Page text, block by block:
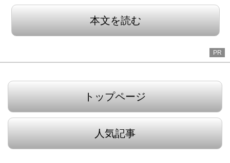
本文を読む
PR
トップページ
人気記事